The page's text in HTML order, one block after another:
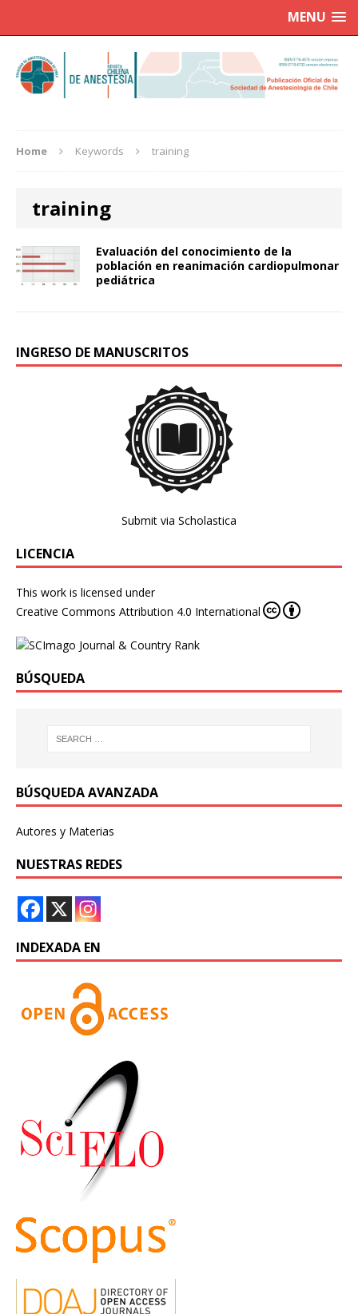
MENU
Home Keywords training
training
Evaluación del conocimiento de la
población en reanimación cardiopulmonar
pediátrica
INGRESO DE MANUSCRITOS
Submit via Scholastica
LICENCIA
This work is licensed under
Creative Commons Attribution 4.0 International
BÚSQUEDA
BÚSQUEDA AVANZADA
Autores y Materias
NUESTRAS REDES
INDEXADA EN